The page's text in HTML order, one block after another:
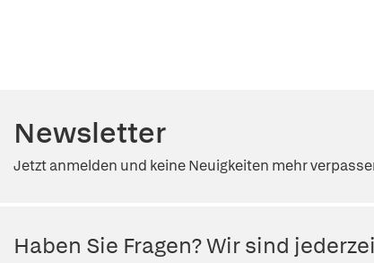
Newsletter
Jetzt anmelden und keine Neuigkeiten mehr
Haben Sie Fragen? Wir sind